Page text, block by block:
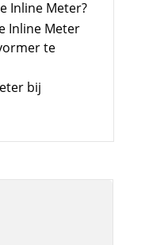
Inline Meter?
Inline Meter
te
bij